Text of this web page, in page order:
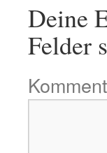
Deine
Felder